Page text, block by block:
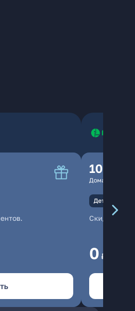
100
Домашний
Детали
Скидка
0 ₽/мес